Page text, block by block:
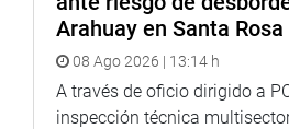
Arahuay en Santa
08 Ago 2026 | 13:14 h
A través de oficio dirigido a
inspección técnica